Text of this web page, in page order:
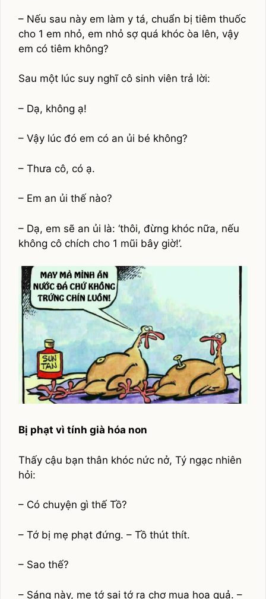
– Nếu sau này em làm y tá, chuẩn bị tiêm thuốc
cho 1 em nhỏ, em nhỏ sợ quá khóc òa lên, vậy
em có tiêm không?
Sau một lúc suy nghĩ cô sinh viên trả lời:
– Dạ, không ạ!
– Vậy lúc đó em có an ủi bé không?
– Thưa cô, có ạ.
– Em an ủi thế nào?
– Dạ, em sẽ an ủi là: ‘thôi, đừng khóc nữa, nếu
không cô chích cho 1 mũi bây giờ!’.
Bị phạt vì tính già hóa non
Thấy cậu bạn thân khóc nức nở, Tý ngạc nhiên
hỏi:
– Có chuyện gì thế Tồ?
– Tớ bị mẹ phạt đứng. – Tồ thút thít.
– Sao thế?
– Sáng này, mẹ tớ sai tớ ra chợ mua hoa quả. –